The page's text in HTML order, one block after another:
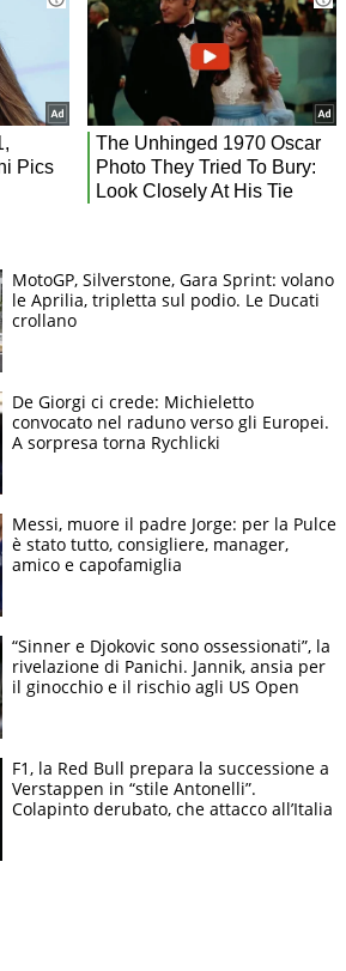
MotoGP, Silverstone, Gara Sprint: volano
le Aprilia, tripletta sul podio. Le Ducati
crollano
De Giorgi ci crede: Michieletto
convocato nel raduno verso gli Europei.
A sorpresa torna Rychlicki
Messi, muore il padre Jorge: per la Pulce
è stato tutto, consigliere, manager,
amico e capofamiglia
“Sinner e Djokovic sono ossessionati”, la
rivelazione di Panichi. Jannik, ansia per
il ginocchio e il rischio agli US Open
F1, la Red Bull prepara la successione a
Verstappen in “stile Antonelli”.
Colapinto derubato, che attacco all’Italia